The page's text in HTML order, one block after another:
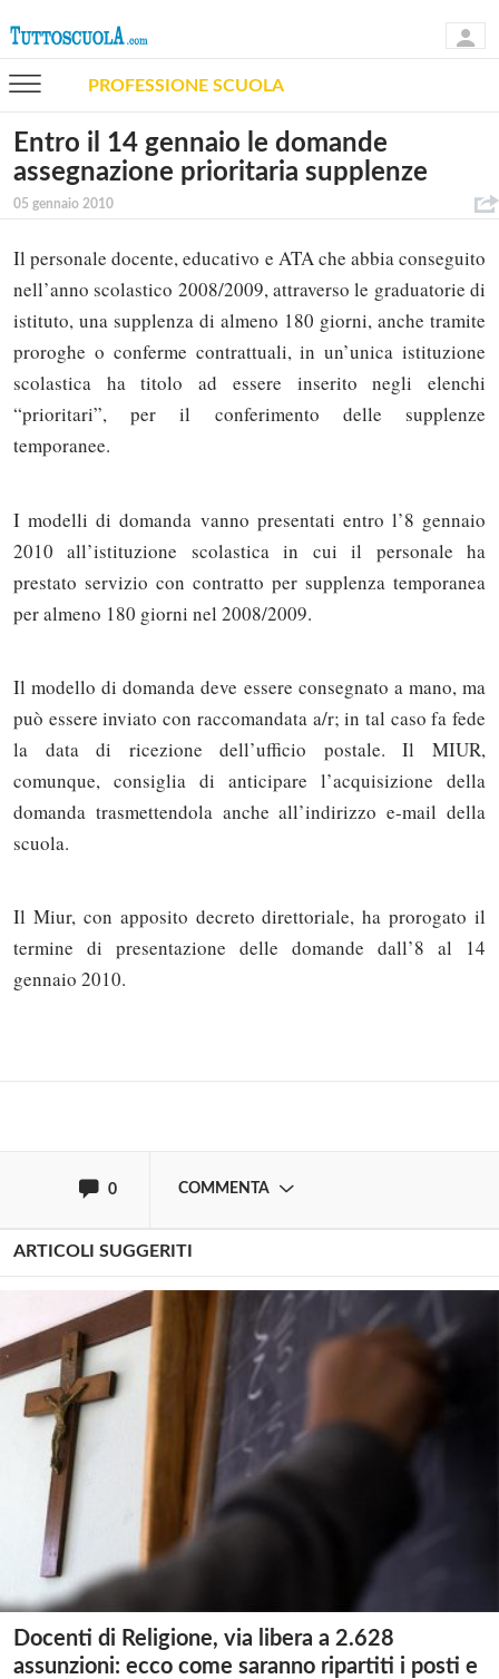
PROFESSIONE SCUOLA
Entro il 14 gennaio le domande
assegnazione prioritaria supplenze
05 gennaio 2010
Il personale docente, educativo e ATA che abbia conseguito
nell’anno scolastico 2008/2009, attraverso le graduatorie di
istituto, una supplenza di almeno 180 giorni, anche tramite
proroghe o conferme contrattuali, in un’unica istituzione
scolastica ha titolo ad essere inserito negli elenchi
“prioritari”, per il conferimento delle supplenze
temporanee.
I modelli di domanda vanno presentati entro l’8 gennaio
2010 all’istituzione scolastica in cui il personale ha
prestato servizio con contratto per supplenza temporanea
per almeno 180 giorni nel 2008/2009.
Il modello di domanda deve essere consegnato a mano, ma
può essere inviato con raccomandata a/r; in tal caso fa fede
la data di ricezione dell’ufficio postale. Il MIUR,
comunque, consiglia di anticipare l’acquisizione della
domanda trasmettendola anche all’indirizzo e-mail della
scuola.
Il Miur, con apposito decreto direttoriale, ha prorogato il
termine di presentazione delle domande dall’8 al 14
gennaio 2010.
0 COMMENTA
Solo gli utenti registrati possono
commentare!
ARTICOLI SUGGERITI
Docenti di Religione, via libera a 2.628
assunzioni: ecco come saranno ripartiti i posti e